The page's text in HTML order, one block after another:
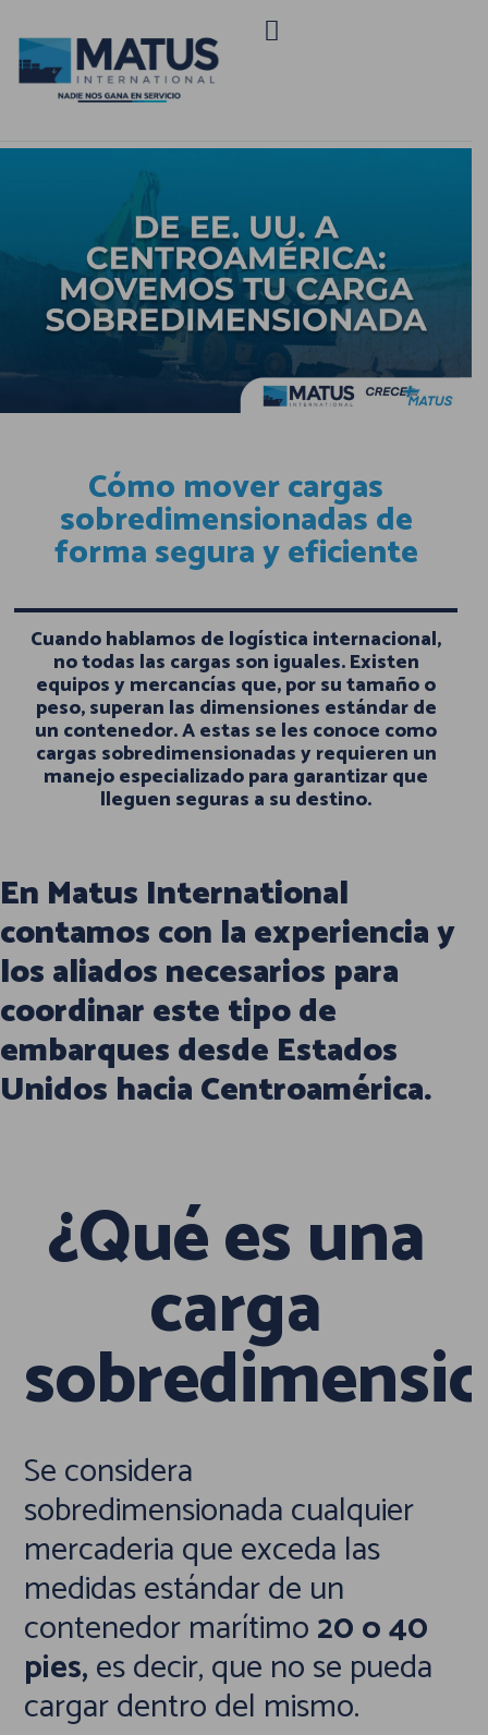
Cómo mover cargas
sobredimensionadas de
forma segura y eficiente
Cuando hablamos de logística internacional,
no todas las cargas son iguales. Existen
equipos y mercancías que, por su tamaño o
peso, superan las dimensiones estándar de
un contenedor. A estas se les conoce como
cargas sobredimensionadas y requieren un
manejo especializado para garantizar que
lleguen seguras a su destino.
En Matus International
contamos con la experiencia y
los aliados necesarios para
coordinar este tipo de
embarques desde Estados
Unidos hacia Centroamérica.
¿Qué es una
carga
Se considera
sobredimensionada cualquier
mercaderia que exceda las
medidas estándar de un
contenedor marítimo20 o 40
pies,es decir, que no se pueda
cargar dentro del mismo.